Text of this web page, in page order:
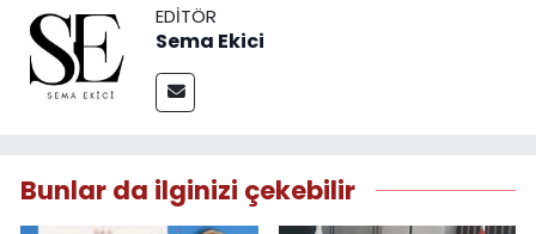
EDITÖR
Sema Ekici
Bunlar da ilginizi çekebilir